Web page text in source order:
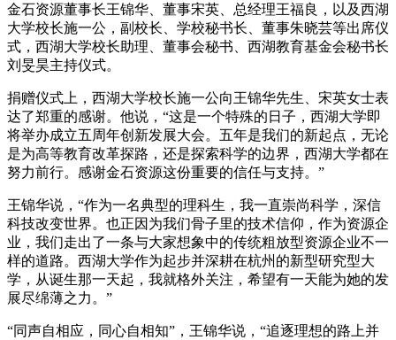
金石资源董事长王锦华、董事宋英、总经理王福良，以及西湖
大学校长施一公，副校长、学校秘书长、董事朱晓芸等出席仪
式，西湖大学校长助理、董事会秘书、西湖教育基金会秘书长
刘旻昊主持仪式。
捐赠仪式上，西湖大学校长施一公向王锦华先生、宋英女士表
达了郑重的感谢。他说，“这是一个特殊的日子，西湖大学即
将举办成立五周年创新发展大会。五年是我们的新起点，无论
是为高等教育改革探路，还是探索科学的边界，西湖大学都在
努力前行。感谢金石资源这份重要的信任与支持。”
王锦华说，“作为一名典型的理科生，我一直崇尚科学，深信
科技改变世界。也正因为我们骨子里的技术信仰，作为资源企
业，我们走出了一条与大家想象中的传统粗放型资源企业不一
样的道路。西湖大学作为起步并深耕在杭州的新型研究型大
学，从诞生那一天起，我就格外关注，希望有一天能为她的发
展尽绵薄之力。”
“同声自相应，同心自相知”，王锦华说，“追逐理想的路上并